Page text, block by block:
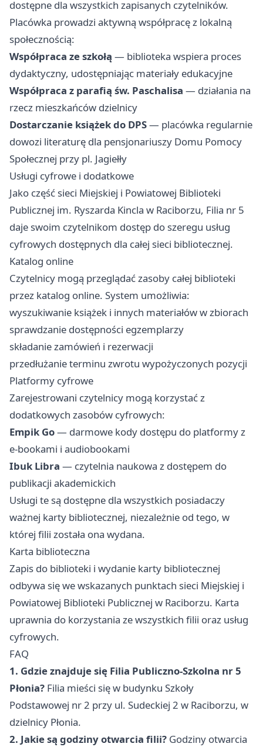
dostępne dla wszystkich zapisanych czytelników.
Placówka prowadzi aktywną współpracę z lokalną
społecznością:
Współpraca ze szkołą — biblioteka wspiera proces
dydaktyczny, udostępniając materiały edukacyjne
Współpraca z parafią św. Paschalisa — działania na
rzecz mieszkańców dzielnicy
Dostarczanie książek do DPS— placówka regularnie
dowozi literaturę dla pensjonariuszy Domu Pomocy
Społecznej przy pl. Jagiełły
Usługi cyfrowe i dodatkowe
Jako część sieci Miejskiej i Powiatowej Biblioteki
Publicznej im. Ryszarda Kincla w Raciborzu, Filia nr 5
daje swoim czytelnikom dostęp do szeregu usług
cyfrowych dostępnych dla całej sieci bibliotecznej.
Katalog online
Czytelnicy mogą przeglądać zasoby całej biblioteki
przez katalog online. System umożliwia:
wyszukiwanie książek i innych materiałów w zbiorach
sprawdzanie dostępności egzemplarzy
składanie zamówień i rezerwacji
przedłużanie terminu zwrotu wypożyczonych pozycji
Platformy cyfrowe
Zarejestrowani czytelnicy mogą korzystać z
dodatkowych zasobów cyfrowych:
Empik Go— darmowe kody dostępu do platformy z
e-bookami i audiobookami
Ibuk Libra — czytelnia naukowa z dostępem do
publikacji akademickich
Usługi te są dostępne dla wszystkich posiadaczy
ważnej karty bibliotecznej, niezależnie od tego, w
której filii została ona wydana.
Karta biblioteczna
Zapis do biblioteki i wydanie karty bibliotecznej
odbywa się we wskazanych punktach sieci Miejskiej i
Powiatowej Biblioteki Publicznej w Raciborzu. Karta
uprawnia do korzystania ze wszystkich filii oraz usług
cyfrowych.
FAQ
1. Gdzie znajduje się Filia Publiczno-Szkolna nr 5
Płonia? Filia mieści się w budynku Szkoły
Podstawowej nr 2 przy ul. Sudeckiej 2 w Raciborzu, w
dzielnicy Płonia.
2. Jakie są godziny otwarcia filii? Godziny otwarcia